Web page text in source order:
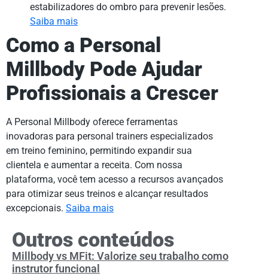
estabilizadores do ombro para prevenir lesões.
Saiba mais
Como a Personal
Millbody Pode Ajudar
Profissionais a Crescer
A Personal Millbody oferece ferramentas
inovadoras para personal trainers especializados
em treino feminino, permitindo expandir sua
clientela e aumentar a receita. Com nossa
plataforma, você tem acesso a recursos avançados
para otimizar seus treinos e alcançar resultados
excepcionais. Saiba mais
Outros conteúdos
Millbody vs MFit: Valorize seu trabalho como
instrutor funcional